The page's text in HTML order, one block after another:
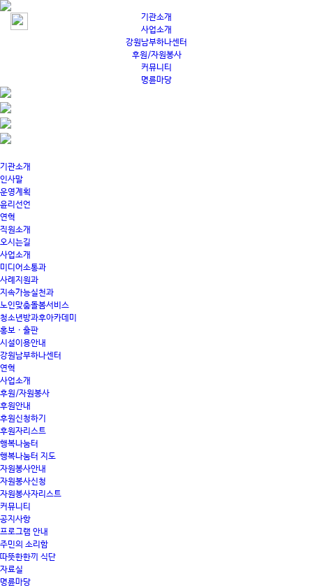
기관소개
사업소개
강원남부하나센터
후원/자원봉사
커뮤니티
명륜마당
기관소개
인사말
운영계획
윤리선언
연혁
직원소개
오시는길
사업소개
미디어소통과
사례지원과
지속가능실천과
노인맞춤돌봄서비스
청소년방과후아카데미
홍보 · 출판
시설이용안내
강원남부하나센터
연혁
사업소개
후원/자원봉사
후원안내
후원신청하기
후원자리스트
행복나눔터
행복나눔터 지도
자원봉사안내
자원봉사신청
자원봉사자리스트
커뮤니티
공지사항
프로그램 안내
주민의 소리함
따뜻한한끼 식단
자료실
명륜마당